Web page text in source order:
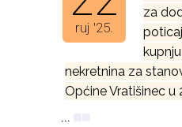
ruj '25.
za
nekretnina za
Općine Vratišinec u
...